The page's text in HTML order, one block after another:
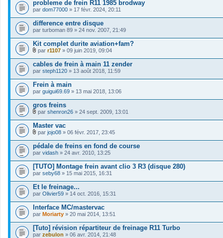
s
)
j
o
i
t
(
s
)
probleme de frein R11 1985 brodway
par dom77000 » 17 févr. 2024, 20:11
difference entre disque
par turboman 89 » 24 nov. 2007, 21:49
Kit complet durite aviation+fam?
F
i
c
h
i
e
r
s
)
o
i
n
t
(
s
par r1107 » 09 juin 2019, 09:04
cables de frein à main 11 zender
par steph1120 » 13 août 2018, 11:59
Frein à main
par guigui69.69 » 13 mai 2018, 13:06
gros freins
F
i
c
h
i
e
r
s
)
j
o
i
n
t
(
s
par shenron26 » 24 sept. 2009, 13:01
Master vac
F
i
c
h
i
e
r
s
)
j
o
i
n
t
(
s
par jojo08 » 06 févr. 2017, 23:45
pédale de freins en fond de course
par vidash » 24 avr. 2010, 13:25
[TUTO] Montage frein avant clio 3 R3 (disque 280)
par seby68 » 15 mai 2015, 16:31
Et le freinage...
par Olivier59 » 14 oct. 2016, 15:31
Interface MC/mastervac
par Moriarty » 20 mai 2014, 13:51
[Tuto] révision répartiteur de freinage R11 Turbo
par zebulon » 06 avr. 2014, 21:48